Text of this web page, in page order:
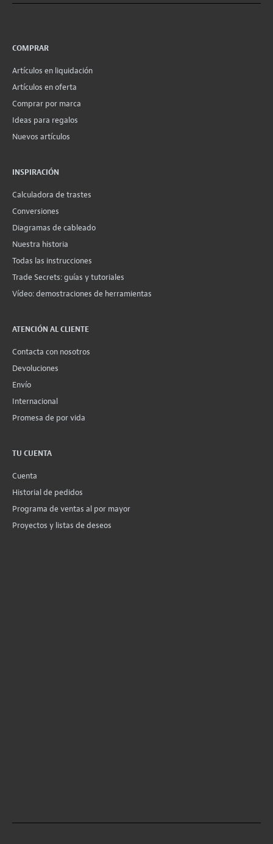
COMPRAR
Artículos en liquidación
Artículos en oferta
Comprar por marca
Ideas para regalos
Nuevos artículos
INSPIRACIÓN
Calculadora de trastes
Conversiones
Diagramas de cableado
Nuestra historia
Todas las instrucciones
Trade Secrets: guías y tutoriales
Vídeo: demostraciones de herramientas
ATENCIÓN AL CLIENTE
Contacta con nosotros
Devoluciones
Envío
Internacional
Promesa de por vida
TU CUENTA
Cuenta
Historial de pedidos
Programa de ventas al por mayor
Proyectos y listas de deseos